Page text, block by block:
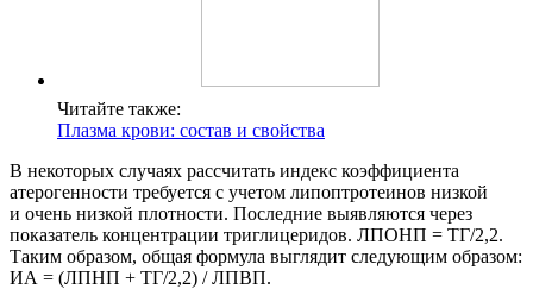
Читайте также:
Плазма крови: состав и свойства
В некоторых случаях рассчитать индекс коэффициента
атерогенности требуется с учетом липоптротеинов низкой
и очень низкой плотности. Последние выявляются через
показатель концентрации триглицеридов. ЛПОНП = ТГ/2,2.
Таким образом, общая формула выглядит следующим образом:
ИА = (ЛПНП + ТГ/2,2) / ЛПВП.